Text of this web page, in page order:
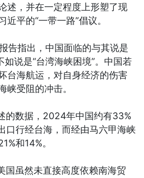
述，并在一定程度上形塑了现
近平的“一带一路”倡议。
指出，中国面临的与其说是
如说是“台湾海峡困境”。中国若
台海航运，对自身经济的伤害
峡受阻的冲击。
数据，2024年中国约有33%
口行经台海，而经由马六甲海峡
和14%。
虽然未直接高度依赖南海贸